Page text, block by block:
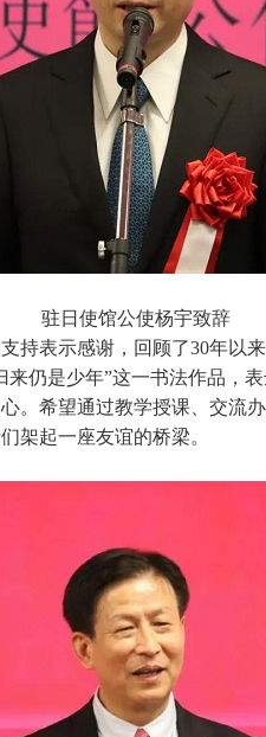
驻日使馆公使杨宇致辞
持表示感谢，回顾了30年以
来仍是少年”这一书法作品，
。希望通过教学授课、交流
架起一座友谊的桥梁。